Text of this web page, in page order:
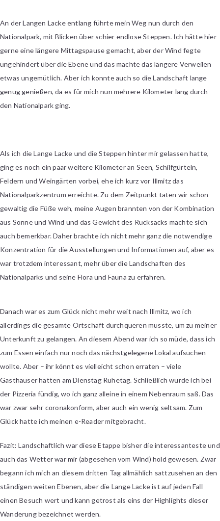
An der Langen Lacke entlang führte mein Weg nun durch den
Nationalpark, mit Blicken über schier endlose Steppen. Ich hätte hier
gerne eine längere Mittagspause gemacht, aber der Wind fegte
ungehindert über die Ebene und das machte das längere Verweilen
etwas ungemütlich. Aber ich konnte auch so die Landschaft lange
genug genießen, da es für mich nun mehrere Kilometer lang durch
den Nationalpark ging.
Als ich die Lange Lacke und die Steppen hinter mir gelassen hatte,
ging es noch ein paar weitere Kilometer an Seen, Schilfgürteln,
Feldern und Weingärten vorbei, ehe ich kurz vor Illmitz das
Nationalparkzentrum erreichte. Zu dem Zeitpunkt taten wir schon
gewaltig die Füße weh, meine Augen brannten von der Kombination
aus Sonne und Wind und das Gewicht des Rucksacks machte sich
auch bemerkbar. Daher brachte ich nicht mehr ganz die notwendige
Konzentration für die Ausstellungen und Informationen auf, aber es
war trotzdem interessant, mehr über die Landschaften des
Nationalparks und seine Flora und Fauna zu erfahren.
Danach war es zum Glück nicht mehr weit nach Illmitz, wo ich
allerdings die gesamte Ortschaft durchqueren musste, um zu meiner
Unterkunft zu gelangen. An diesem Abend war ich so müde, dass ich
zum Essen einfach nur noch das nächstgelegene Lokal aufsuchen
wollte. Aber – ihr könnt es vielleicht schon erraten – viele
Gasthäuser hatten am Dienstag Ruhetag. Schließlich wurde ich bei
der Pizzeria fündig, wo ich ganz alleine in einem Nebenraum saß. Das
war zwar sehr coronakonform, aber auch ein wenig seltsam. Zum
Glück hatte ich meinen e-Reader mitgebracht.
Fazit: Landschaftlich war diese Etappe bisher die interessanteste und
auch das Wetter war mir (abgesehen vom Wind) hold gewesen. Zwar
begann ich mich an diesem dritten Tag allmählich sattzusehen an den
ständigen weiten Ebenen, aber die Lange Lacke ist auf jeden Fall
einen Besuch wert und kann getrost als eins der Highlights dieser
Wanderung bezeichnet werden.